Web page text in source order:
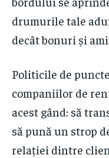
drumurile tale
decât bonuri și
Politicile de
companiilor de
acest gând: să
să pună un strop
relației dintre